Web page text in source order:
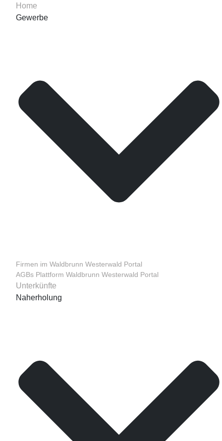
Home
Gewerbe
Firmen im Waldbrunn Westerwald Portal
AGBs Plattform Waldbrunn Westerwald Portal
Unterkünfte
Naherholung